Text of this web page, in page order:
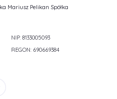
Mariusz Pelikan Spółka
NIP: 8133005093
REGON: 690669384